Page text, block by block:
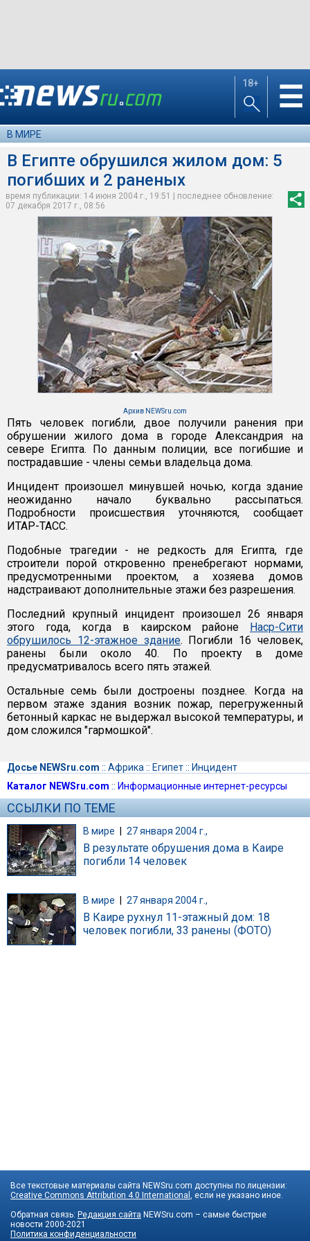
18+ ☰
В МИРЕ
В Египте обрушился жилом дом: 5
погибших и 2 раненых
время публикации: 14 июня 2004 г., 19:51 | последнее обновление:
07 декабря 2017 г., 08:56
Архив NEWSru.com
Пять человек погибли, двое получили ранения при
обрушении жилого дома в городе Александрия на
севере Египта. По данным полиции, все погибшие и
пострадавшие - члены семьи владельца дома.
Инцидент произошел минувшей ночью, когда здание
неожиданно начало буквально рассыпаться.
Подробности происшествия уточняются, сообщает
ИТАР-ТАСС.
Подобные трагедии - не редкость для Египта, где
строители порой откровенно пренебрегают нормами,
предусмотренными проектом, а хозяева домов
надстраивают дополнительные этажи без разрешения.
Последний крупный инцидент произошел 26 января
этого года, когда в каирском районе Наср-Сити
обрушилось 12-этажное здание. Погибли 16 человек,
ранены были около 40. По проекту в доме
предусматривалось всего пять этажей.
Остальные семь были достроены позднее. Когда на
первом этаже здания возник пожар, перегруженный
бетонный каркас не выдержал высокой температуры, и
дом сложился "гармошкой".
Досье NEWSru.com :: Африка :: Египет:: Инцидент
Каталог NEWSru.com :: Информационные интернет-ресурсы
ССЫЛКИ ПО ТЕМЕ
В мире | 27 января 2004 г.,
В результате обрушения дома в Каире
погибли 14 человек
В мире 27 января 2004 г.,
В Каире рухнул 11-этажный дом: 18
человек погибли, 33 ранены (ФОТО)
Все текстовые материалы сайта NEWSru.com доступны по лицензии:
Creative Commons Attribution 4.0 International , если не указано иное.
Обратная связь: Редакция сайта NEWSru.com – самые быстрые
новости 2000-2021
Политика конфиденциальности